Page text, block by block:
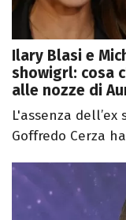
Ilary Blasi e
showigrl: cosa
alle nozze di
L'assenza
Goffredo Cerza